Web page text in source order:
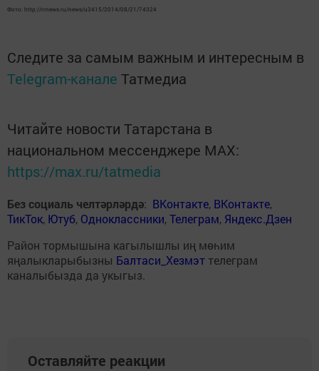
Фото: http://rrnews.ru/news/u3415/2014/08/21/74324
Следите за самым важным и интересным в
Telegram-канале Татмедиа
Читайте новости Татарстана в
национальном мессенджере MАХ:
https://max.ru/tatmedia
Без социаль челтәрләрдә: ВКонтакте, ВКонтакте,
ТикТок, Ютуб, Одноклассники,Телеграм, Яндекс.Дзен
Район тормышына кагылышлы иң мөһим
яңалыкларыбызны Балтаси_Хезмэт телеграм
каналыбызда да укыгыз.
Оставляйте реакции